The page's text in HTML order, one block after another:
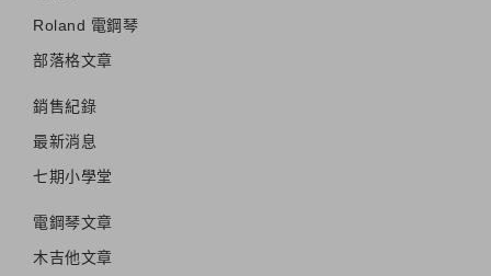
Roland 電鋼琴
部落格文章
銷售紀錄
最新消息
七期小學堂
電鋼琴文章
木吉他文章